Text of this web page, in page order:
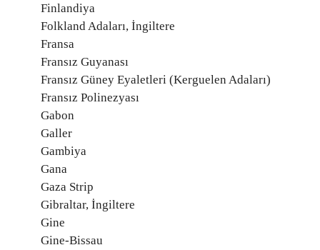
Finlandiya
Folkland Adaları, İngiltere
Fransa
Fransız Guyanası
Fransız Güney Eyaletleri (Kerguelen Adaları)
Fransız Polinezyası
Gabon
Galler
Gambiya
Gana
Gaza Strip
Gibraltar, İngiltere
Gine
Gine-Bissau